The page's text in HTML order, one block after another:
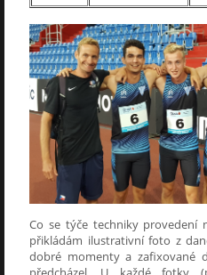
Co se týče techniky provedení
přikládám ilustrativní foto z
dobré momenty a zafixované